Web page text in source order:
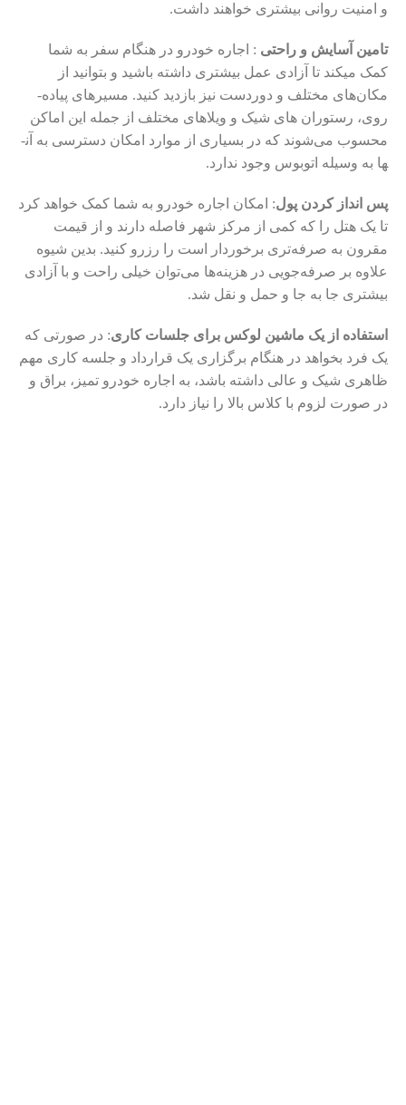
و امنیت روانی بیشتری خواهند داشت.
تامین آسایش و راحتی : اجاره خودرو در هنگام سفر به شما
کمک می­کند تا آزادی عمل بیشتری داشته باشید و بتوانید از
مکان‌های مختلف و دوردست نیز بازدید کنید. مسیرهای پیاده­
روی، رستوران­ های شیک و ویلاهای مختلف از جمله این اماکن
محسوب می‌شوند که در بسیاری از موارد امکان دسترسی به آن­
ها به وسیله اتوبوس وجود ندارد.
پس ­انداز کردن پول: امکان اجاره خودرو به شما کمک خواهد کرد
تا یک هتل را که کمی از مرکز شهر فاصله دارند و از قیمت
مقرون به صرفه­‌تری برخوردار است را رزرو کنید. بدین شیوه
علاوه بر صرفه‌جویی در هزینه‌ها می‌توان خیلی راحت و با آزادی
بیشتری جا به‌ جا و حمل­ و­ نقل شد.
استفاده از یک ماشین لوکس برای جلسات کاری: در صورتی که
یک فرد بخواهد در هنگام برگزاری یک قرارداد و جلسه کاری مهم
ظاهری شیک و عالی داشته باشد، به اجاره خودرو تمیز، براق و
در صورت لزوم با کلاس بالا را نیاز دارد.